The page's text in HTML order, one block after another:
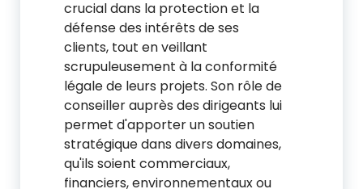
crucial dans la protection et la
défense des intérêts de ses
clients, tout en veillant
scrupuleusement à la conformité
légale de leurs projets. Son rôle de
conseiller auprès des dirigeants lui
permet d'apporter un soutien
stratégique dans divers domaines,
qu'ils soient commerciaux,
financiers, environnementaux ou